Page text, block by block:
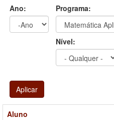
Ano:
Programa:
Nível:
Aplicar
Aluno